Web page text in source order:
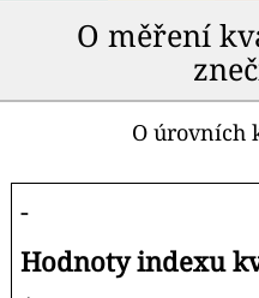
O měření
O úrovních
-
Hodnoty indexu